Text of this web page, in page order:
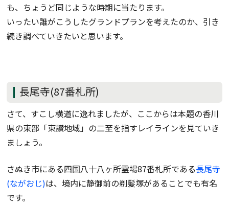
も、ちょうど同じような時期に当たります。
いったい誰がこうしたグランドプランを考えたのか、引き
続き調べていきたいと思います。
長尾寺(87番札所)
さて、すこし横道に逸れましたが、ここからは本題の香川
県の東部「東讃地域」の二至を指すレイラインを見ていき
ましょう。
さぬき市にある四国八十八ヶ所霊場87番札所である長尾寺
(ながおじ)は、境内に静御前の剃髪塚があることでも有名
です。